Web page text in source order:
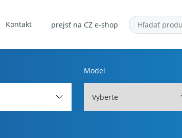
Kontakt prejsť na CZ e-shop
Model
Vyberte